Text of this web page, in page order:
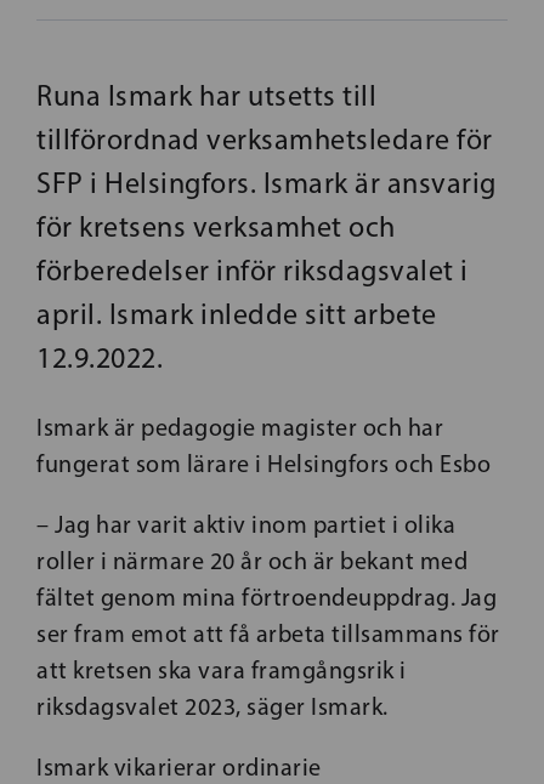
Runa Ismark har utsetts till
tillförordnad verksamhetsledare för
SFP i Helsingfors. Ismark är ansvarig
för kretsens verksamhet och
förberedelser inför riksdagsvalet i
april. Ismark inledde sitt arbete
12.9.2022.
Ismark är pedagogie magister och har
fungerat som lärare i Helsingfors och Esbo
– Jag har varit aktiv inom partiet i olika
roller i närmare 20 år och är bekant med
fältet genom mina förtroendeuppdrag. Jag
ser fram emot att få arbeta tillsammans för
att kretsen ska vara framgångsrik i
riksdagsvalet 2023, säger Ismark.
Ismark vikarierar ordinarie